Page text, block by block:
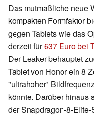
Das mutmaßliche neue
kompakten Formfaktor
gegen Tablets wie das
derzeit für637 Euro bei
Der Leaker behauptet
Tablet von Honor ein 8
"ultrahoher"
könnte. Darüber hinaus
der Snapdragon-8-